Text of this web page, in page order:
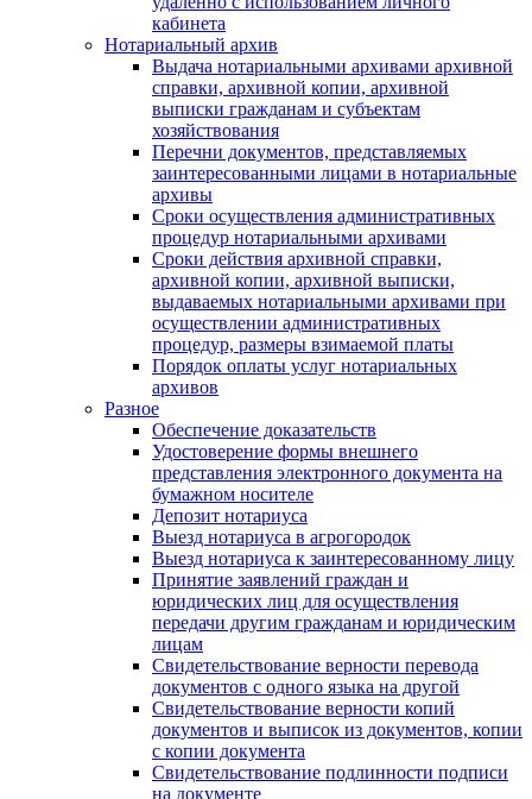
кабинета
Нотариальный архив
Выдача нотариальными архивами архивной
справки, архивной копии, архивной
выписки гражданам и субъектам
хозяйствования
Перечни документов, представляемых
заинтересованными лицами в нотариальные
архивы
Сроки осуществления административных
процедур нотариальными архивами
Сроки действия архивной справки,
архивной копии, архивной выписки,
выдаваемых нотариальными архивами при
осуществлении административных
процедур, размеры взимаемой платы
Порядок оплаты услуг нотариальных
архивов
Разное
Обеспечение доказательств
Удостоверение формы внешнего
представления электронного документа на
бумажном носителе
Депозит нотариуса
Выезд нотариуса в агрогородок
Выезд нотариуса к заинтересованному лицу
Принятие заявлений граждан и
юридических лиц для осуществления
передачи другим гражданам и юридическим
лицам
Свидетельствование верности перевода
документов с одного языка на другой
Свидетельствование верности копий
документов и выписок из документов, копии
с копии документа
Свидетельствование подлинности подписи
на документе